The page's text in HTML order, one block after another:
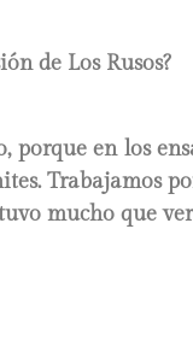
de Los Rusos?
porque en los
Trabajamos
mucho que